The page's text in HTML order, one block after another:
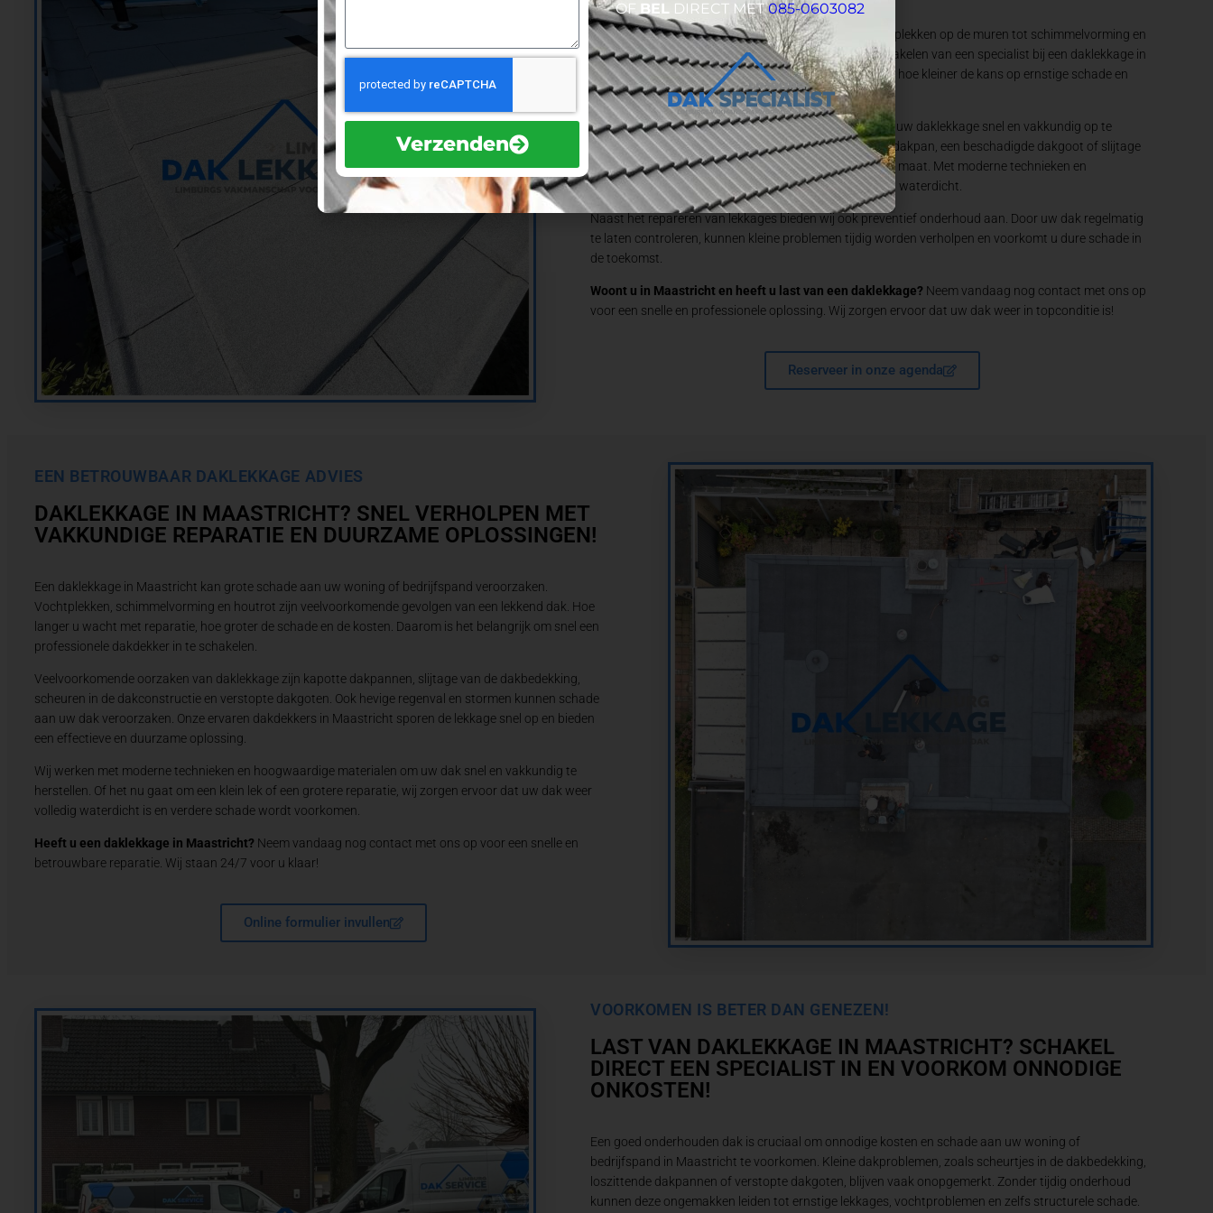
Een lekkend dak kan veel schade aanrichten, van vochtplekken op de muren tot schimmelvorming en
zelfs houtrot. Wacht daarom niet te lang met het inschakelen van een specialist bij een daklekkage in
Maastricht. Hoe eerder het probleem wordt aangepakt, hoe kleiner de kans op ernstige schade en
hoge herstelkosten.
Onze ervaren dakdekkers in Maastricht staan klaar om uw daklekkage snel en vakkundig op te
sporen en te verhelpen. Of het nu gaat om een kapotte dakpan, een beschadigde dakgoot of slijtage
aan de dakbedekking, wij zorgen voor een oplossing op maat. Met moderne technieken en
kwalitatieve materialen maken wij uw dak weer volledig waterdicht.
Naast het repareren van lekkages bieden wij ook preventief onderhoud aan. Door uw dak regelmatig
te laten controleren, kunnen kleine problemen tijdig worden verholpen en voorkomt u dure schade in
de toekomst.
Woont u in Maastricht en heeft u last van een daklekkage? Neem vandaag nog contact met ons op
voor een snelle en professionele oplossing. Wij zorgen ervoor dat uw dak weer in topconditie is!
Reserveer in onze agenda
EEN BETROUWBAAR DAKLEKKAGE ADVIES
DAKLEKKAGE IN MAASTRICHT? SNEL VERHOLPEN MET
VAKKUNDIGE REPARATIE EN DUURZAME OPLOSSINGEN!
Een daklekkage in Maastricht kan grote schade aan uw woning of bedrijfspand veroorzaken.
Vochtplekken, schimmelvorming en houtrot zijn veelvoorkomende gevolgen van een lekkend dak. Hoe
langer u wacht met reparatie, hoe groter de schade en de kosten. Daarom is het belangrijk om snel een
professionele dakdekker in te schakelen.
Veelvoorkomende oorzaken van daklekkage zijn kapotte dakpannen, slijtage van de dakbedekking,
scheuren in de dakconstructie en verstopte dakgoten. Ook hevige regenval en stormen kunnen schade
aan uw dak veroorzaken. Onze ervaren dakdekkers in Maastricht sporen de lekkage snel op en bieden
een effectieve en duurzame oplossing.
Wij werken met moderne technieken en hoogwaardige materialen om uw dak snel en vakkundig te
herstellen. Of het nu gaat om een klein lek of een grotere reparatie, wij zorgen ervoor dat uw dak weer
volledig waterdicht is en verdere schade wordt voorkomen.
Heeft u een daklekkage in Maastricht? Neem vandaag nog contact met ons op voor een snelle en
betrouwbare reparatie. Wij staan 24/7 voor u klaar!
Online formulier invullen
VOORKOMEN IS BETER DAN GENEZEN!
LAST VAN DAKLEKKAGE IN MAASTRICHT? SCHAKEL
DIRECT EEN SPECIALIST IN EN VOORKOM ONNODIGE
ONKOSTEN!
Een goed onderhouden dak is cruciaal om onnodige kosten en schade aan uw woning of
bedrijfspand in Maastricht te voorkomen. Kleine dakproblemen, zoals scheurtjes in de dakbedekking,
loszittende dakpannen of verstopte dakgoten, blijven vaak onopgemerkt. Zonder tijdig onderhoud
kunnen deze ongemakken leiden tot ernstige lekkages, vochtproblemen en zelfs structurele schade.
Verzenden
OF BEL DIRECT MET085-0603082